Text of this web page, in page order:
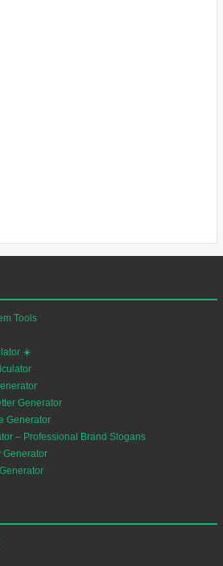
Tools
☀️
Generator
Generator
– Professional Brand Slogans
Generator